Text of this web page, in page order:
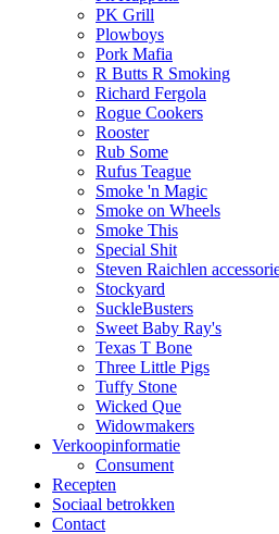
PK Grill
Plowboys
Pork Mafia
R Butts R Smoking
Richard Fergola
Rogue Cookers
Rooster
Rub Some
Rufus Teague
Smoke 'n Magic
Smoke on Wheels
Smoke This
Special Shit
Steven Raichlen
Stockyard
SuckleBusters
Sweet Baby Ray's
Texas T Bone
Three Little Pigs
Tuffy Stone
Wicked Que
Widowmakers
Verkoopinformatie
Consument
Recepten
Sociaal betrokken
Contact